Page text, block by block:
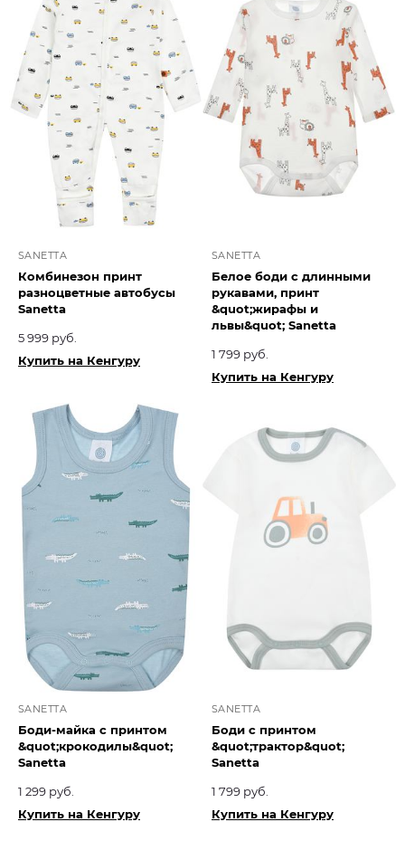
SANETTA
Комбинезон принт
разноцветные автобусы
Sanetta
5 999 руб.
Купить на Кенгуру
SANETTA
Белое боди с длинными
рукавами, принт
&quot;жирафы и
львы&quot; Sanetta
1 799 руб.
Купить на Кенгуру
SANETTA
Боди-майка с принтом
&quot;крокодилы&quot;
Sanetta
1 299 руб.
Купить на Кенгуру
SANETTA
Боди с принтом
&quot;трактор&quot;
Sanetta
1 799 руб.
Купить на Кенгуру